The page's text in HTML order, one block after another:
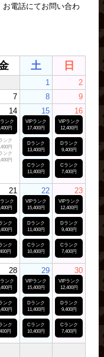
お電話にてお問い合わ
土 日
1
2
7 8
9
14
ンク
円
ンク
円
ンク
円
15
VIPランク
17,400円
Dランク
13,400円
Cランク
11,400円
16
VIPランク
12,400円
Dランク
9,400円
Cランク
7,400円
21
ンク
円
ンク
円
ンク
円
22
VIPランク
15,400円
Dランク
11,400円
Cランク
10,400円
23
VIPランク
12,400円
Dランク
9,400円
Cランク
7,400円
28
ンク
円
ンク
円
ンク
円
29
VIPランク
15,400円
Dランク
11,400円
Cランク
10,400円
30
VIPランク
12,400円
Dランク
9,400円
Cランク
7,400円